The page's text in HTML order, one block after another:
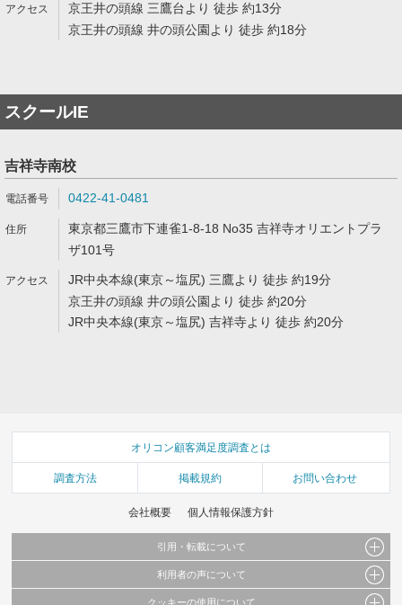
京王井の頭線 三鷹台より 徒歩 約13分
京王井の頭線 井の頭公園より 徒歩 約18分
スクールIE
吉祥寺南校
0422-41-0481
東京都三鷹市下連雀1-8-18 No35 吉祥寺オリエントプラ
ザ101号
JR中央本線(東京～塩尻) 三鷹より 徒歩 約19分
京王井の頭線 井の頭公園より 徒歩 約20分
JR中央本線(東京～塩尻) 吉祥寺より 徒歩 約20分
オリコン顧客満足度調査とは
調査方法 掲載規約 お問い合わせ
会社概要 個人情報保護方針
引用・転載について
当サイトで公開されている情報（文字、写真、イラスト、画像データ等）及びこれらの配
利用者の声について
クッキーの使用について